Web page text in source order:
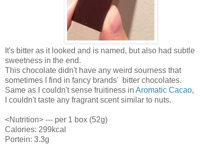
It's bitter as it looked and is named, but a lso had subtle
sweetness in the end.
This chocolate didn't have any weird sourness that
sometimes I find in fancy brands' bitter chocolates.
Same as I couldn't sense fruitiness in Aromatic Cacao,
I couldn't taste any fragrant scent similar to nuts.
<Nutrition> --- per 1 box (52g)
Calories: 299kcal
Portein: 3.3g